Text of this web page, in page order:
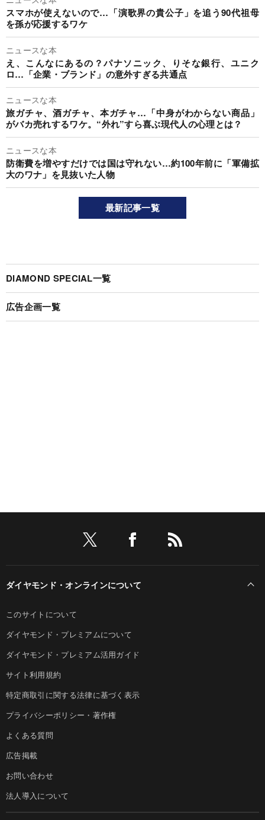
スマホが使えないので…「演歌界の貴公子」を追う90代祖母
を孫が応援するワケ
ニュースな本
え、こんなにあるの？パナソニック、りそな銀行、ユニク
ロ…「企業・ブランド」の意外すぎる共通点
ニュースな本
旅ガチャ、酒ガチャ、本ガチャ…「中身がわからない商品」
がバカ売れするワケ。“外れ”すら喜ぶ現代人の心理とは？
ニュースな本
防衛費を増やすだけでは国は守れない…約100年前に「軍備拡
大のワナ」を見抜いた人物
最新記事一覧
DIAMOND SPECIAL一覧
広告企画一覧
ダイヤモンド・オンラインについて
このサイトについて
ダイヤモンド・プレミアムについて
ダイヤモンド・プレミアム活用ガイド
サイト利用規約
特定商取引に関する法律に基づく表示
プライバシーポリシー・著作権
よくある質問
広告掲載
お問い合わせ
法人導入について